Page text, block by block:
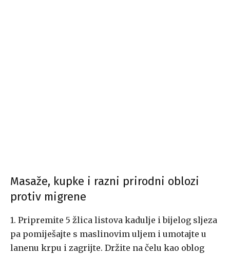
Masaže, kupke i razni prirodni oblozi
protiv migrene
1. Pripremite 5 žlica listova kadulje i bijelog sljeza
pa pomiješajte s maslinovim uljem i umotajte u
lanenu krpu i zagrijte. Držite na čelu kao oblog